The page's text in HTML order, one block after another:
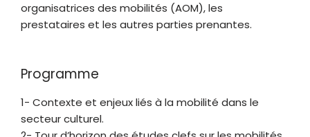
organisatrices des mobilités (AOM), les
prestataires et les autres parties prenantes.
Programme
1- Contexte et enjeux liés à la mobilité dans le
secteur culturel.